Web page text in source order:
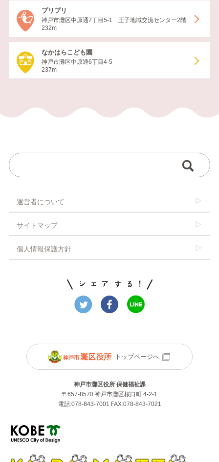
プリプリ
神戸市灘区中原通7丁目5-1 王子地域交流センター2階
232m
なかはらこども園
神戸市灘区中原通6丁目4-5
237m
運営者について
サイトマップ
個人情報保護方針
トップページへ
神戸市灘区役所 保健福祉課
〒657-8570 神戸市灘区桜口町 4-2-1
電話:078-843-7001 FAX:078-843-7021